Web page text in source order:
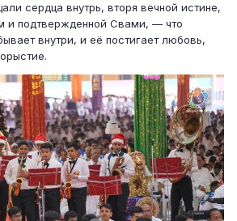
сердца внутрь, вторя вечной истине,
и подтвержденной Свами, — что
внутри, и её постигает любовь,